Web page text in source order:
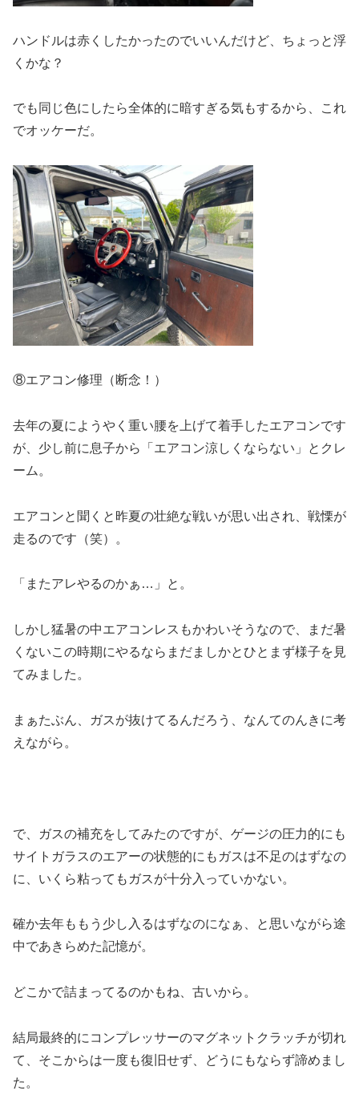
ハンドルは赤くしたかったのでいいんだけど、ちょっと浮
くかな？
でも同じ色にしたら全体的に暗すぎる気もするから、これ
でオッケーだ。
⑧エアコン修理（断念！）
去年の夏にようやく重い腰を上げて着手したエアコンです
が、少し前に息子から「エアコン涼しくならない」とクレ
ーム。
エアコンと聞くと昨夏の壮絶な戦いが思い出され、戦慄が
走るのです（笑）。
「またアレやるのかぁ…」と。
しかし猛暑の中エアコンレスもかわいそうなので、まだ暑
くないこの時期にやるならまだましかとひとまず様子を見
てみました。
まぁたぶん、ガスが抜けてるんだろう、なんてのんきに考
えながら。
で、ガスの補充をしてみたのですが、ゲージの圧力的にも
サイトガラスのエアーの状態的にもガスは不足のはずなの
に、いくら粘ってもガスが十分入っていかない。
確か去年ももう少し入るはずなのになぁ、と思いながら途
中であきらめた記憶が。
どこかで詰まってるのかもね、古いから。
結局最終的にコンプレッサーのマグネットクラッチが切れ
て、そこからは一度も復旧せず、どうにもならず諦めまし
た。